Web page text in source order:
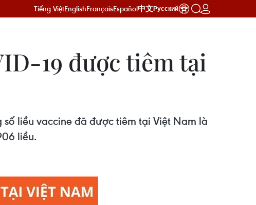
Tiếng ViệtEnglishFrançaisEspañol中文Русский
19 được tiêm tại
liều vaccine đã được tiêm tại Việt Nam là
liều.